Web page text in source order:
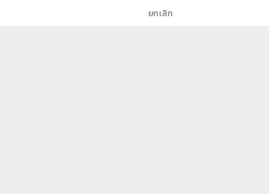
ยกเลิก
อบรมให้ความรู้ผู้ประกอบการเริ่มต้น SME Startup